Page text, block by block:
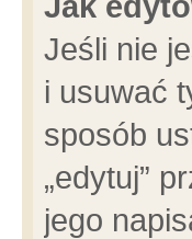
Jeśli nie
i usuwać
sposób
„edytuj”
jego